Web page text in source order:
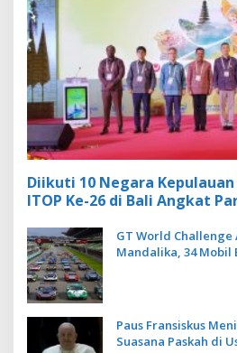
Diikuti 10 Negara
ITOP Ke-26 di Bali Angkat
GT World Challenge
Mandalika, 34 Mobil
Paus Fransiskus
Suasana Paskah di